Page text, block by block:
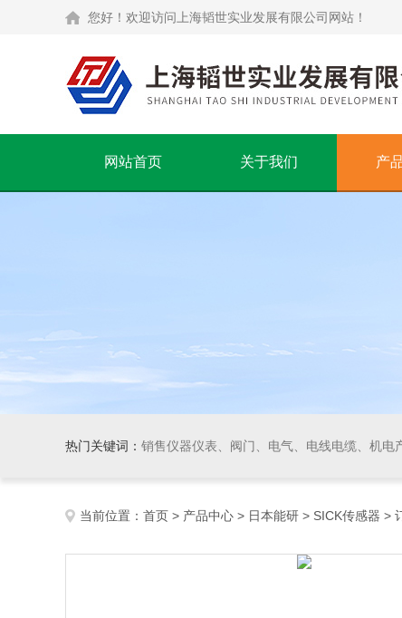
您好！欢迎访问上海韬世实业发展有限公司网站！
网站首页 关于我们 产
热门关键词： 销售仪器仪表、阀门、电气、电线电缆、机电产品、船舶设备、自动化控制系统集成、成套设
当前位置： 首页 > 产品中心 > 日本能研 > SICK传感器 >